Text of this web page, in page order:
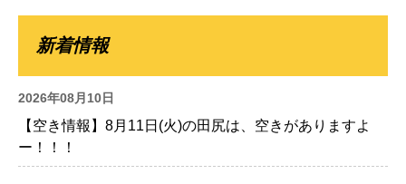
新着情報
2026年08月10日
【空き情報】8月11日(火)の田尻は、空きがありますよ
ー！！！